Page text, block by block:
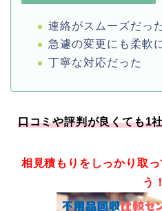
連絡がスムーズだっ
急遽の変更にも柔軟
丁寧な対応だった
口コミや評判が良くても1
相見積もりをしっかり取
う！